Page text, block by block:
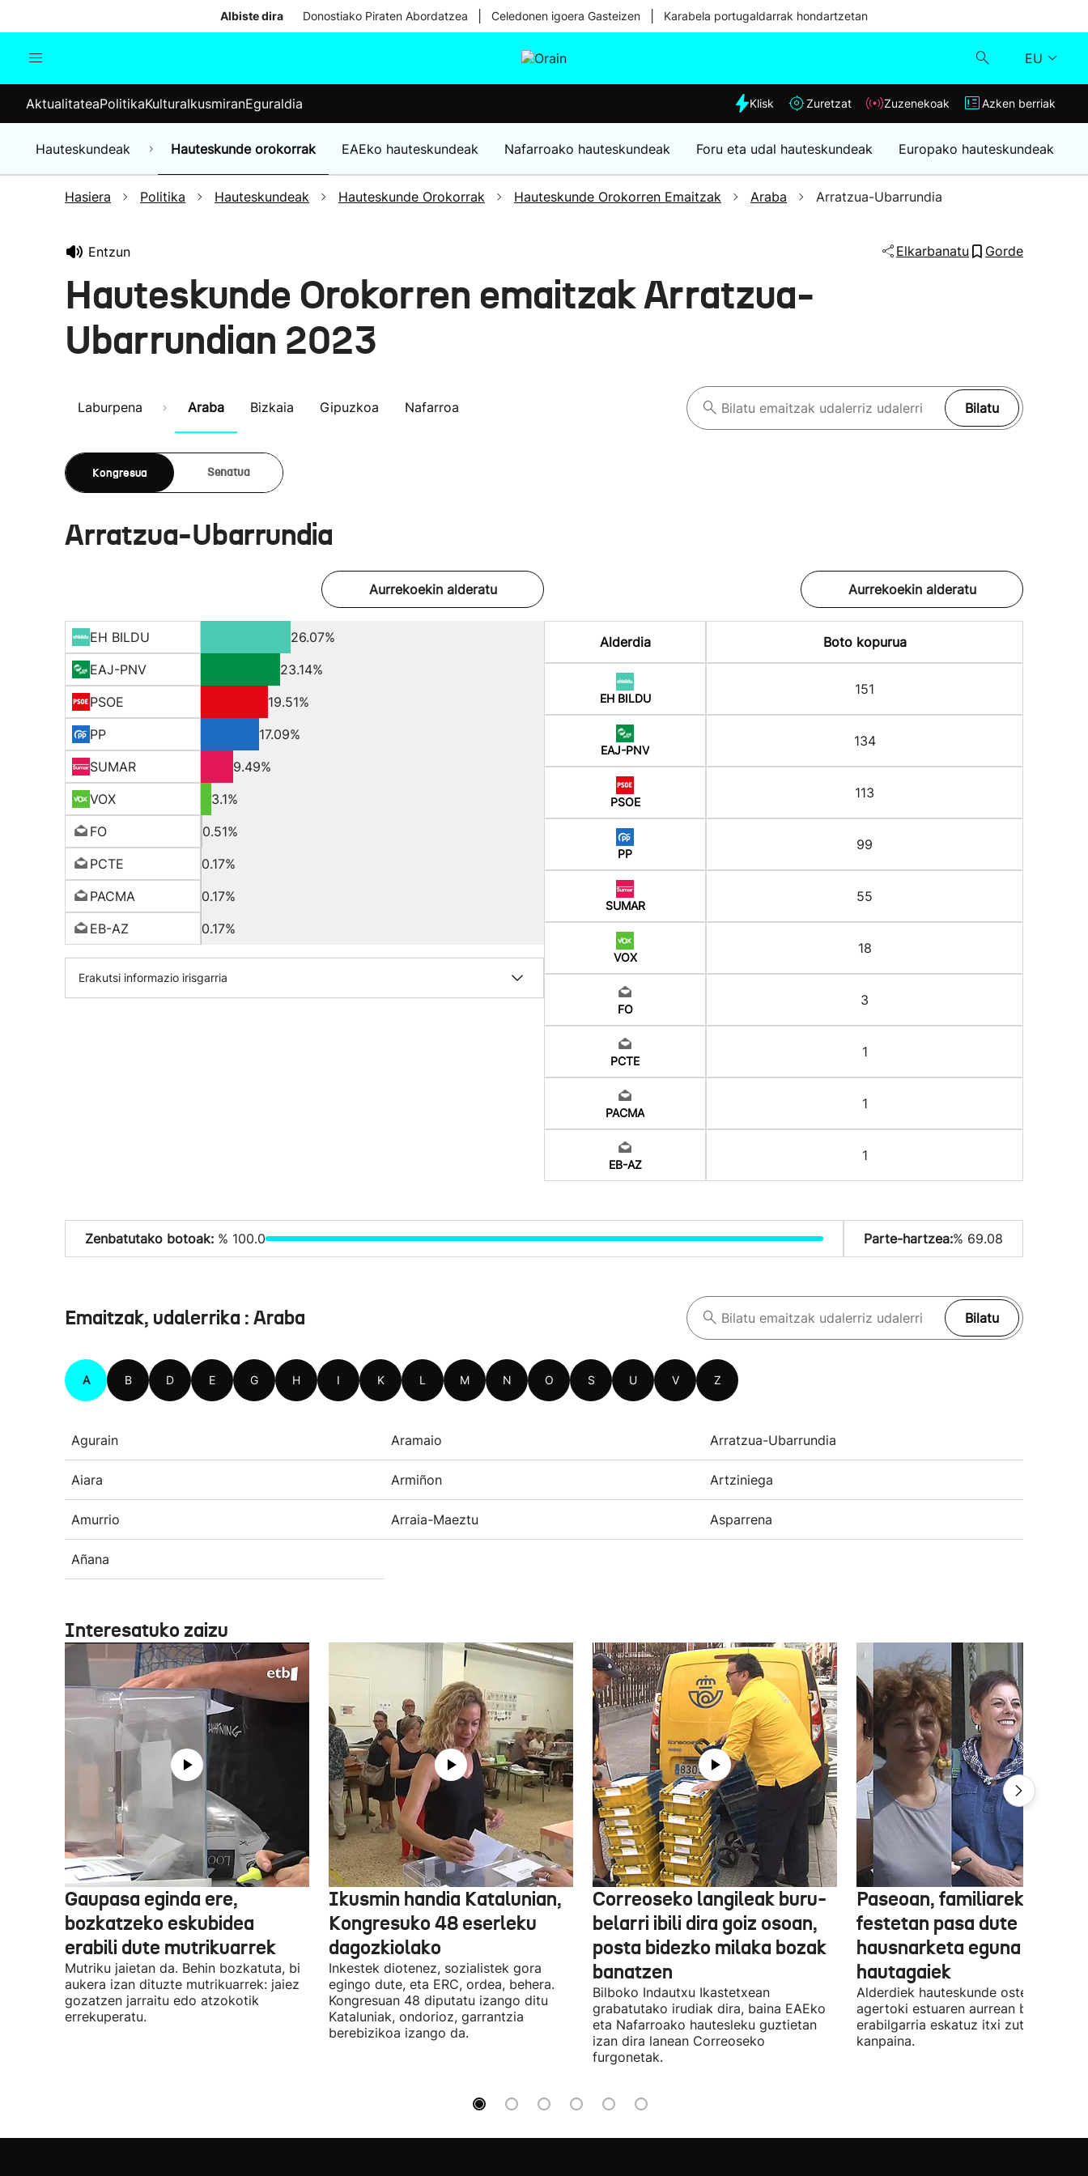
Albiste dira Donostiako Piraten Abordatzea Celedonen igoera Gasteizen Karabela portugaldarrak hondartzetan
EU
Munduko albisteak
Hauteskundeak
Eguraldia
Klisk
Zuzenekoak
Azken berriak
AktualitateaPolitikaKulturaIkusmiranEguraldia Klisk Zuretzat Zuzenekoak Azken berriak
Hauteskundeak Hauteskunde orokorrak EAEko hauteskundeak Nafarroako hauteskundeak Foru eta udal hauteskundeak Europako hauteskundeak
Hasiera Politika Hauteskundeak Hauteskunde Orokorrak Hauteskunde Orokorren Emaitzak Araba Arratzua-Ubarrundia
Entzun Elkarbanatu Gorde
Hauteskunde Orokorren emaitzak Arratzua-
Ubarrundian 2023
Laburpena Araba Bizkaia Gipuzkoa Nafarroa Bilatu
Kongresua Senatua
Arratzua-Ubarrundia
Aurrekoekin alderatu
EH BILDU
26.07%
EAJ-PNV
23.14%
PSOE
19.51%
PP
17.09%
SUMAR
9.49%
VOX
3.1%
FO
0.51%
PCTE
0.17%
PACMA
0.17%
EB-AZ
0.17%
Erakutsi informazio irisgarria
Aurrekoekin alderatu
Alderdia Boto kopurua
EH BILDU
151
EAJ-PNV
134
PSOE
113
PP
99
SUMAR
55
VOX
18
FO
3
PCTE
1
PACMA
1
EB-AZ
1
Zenbatutako botoak: % 100.0 Parte-hartzea:% 69.08
Emaitzak, udalerrika : Araba Bilatu
A B D E G H I K L M N O S U V Z
Agurain Aramaio Arratzua-Ubarrundia
Aiara Armiñon Artziniega
Amurrio Arraia-Maeztu Asparrena
Añana
Interesatuko zaizu
Gaupasa eginda ere,
bozkatzeko eskubidea
erabili dute mutrikuarrek
Mutriku jaietan da. Behin bozkatuta, bi
aukera izan dituzte mutrikuarrek: jaiez
gozatzen jarraitu edo atzokotik
errekuperatu.
Ikusmin handia Katalunian,
Kongresuko 48 eserleku
dagozkiolako
Inkestek diotenez, sozialistek gora
egingo dute, eta ERC, ordea, behera.
Kongresuan 48 diputatu izango ditu
Kataluniak, ondorioz, garrantzia
berebizikoa izango da.
Correoseko langileak buru-
belarri ibili dira goiz osoan,
posta bidezko milaka bozak
banatzen
Bilboko Indautxu Ikastetxean
grabatutako irudiak dira, baina EAEko
eta Nafarroako hautesleku guztietan
izan dira lanean Correoseko
furgonetak.
Paseoan, familiarekin edo
festetan pasa dute
hausnarketa eguna
hautagaiek
Alderdiek hauteskunde osteko
agertoki estuaren aurrean boto
erabilgarria eskatuz itxi zuten atzo
kanpaina.